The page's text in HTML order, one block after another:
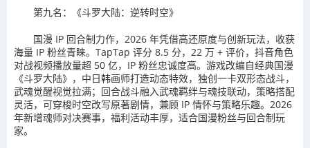
第九名：《斗罗大陆：逆转时空》
国漫 IP 回合制力作，2026 年凭借高还原度与创新玩法，收获
海量 IP 粉丝青睐。TapTap 评分 8.5 分，22 万 + 评价，抖音角色
对战视频播放量超 50 亿，IP 粉丝忠诚度高。游戏改编自经典国漫
《斗罗大陆》，中日韩画师打造动态特效，独创一卡双形态战斗，
武魂觉醒视觉拉满；回合战斗融入武魂羁绊与魂技联动，策略搭配
灵活，可穿梭时空改写原著剧情，兼顾 IP 情怀与策略乐趣。2026
年新增魂师对决赛事，福利活动丰厚，适合国漫粉丝与回合制玩
家。